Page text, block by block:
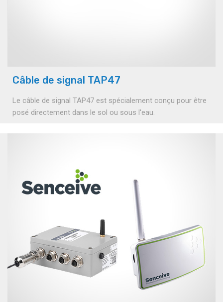
Câble de signal TAP47
Le câble de signal TAP47 est spécialement conçu pour être
posé directement dans le sol ou sous l'eau.